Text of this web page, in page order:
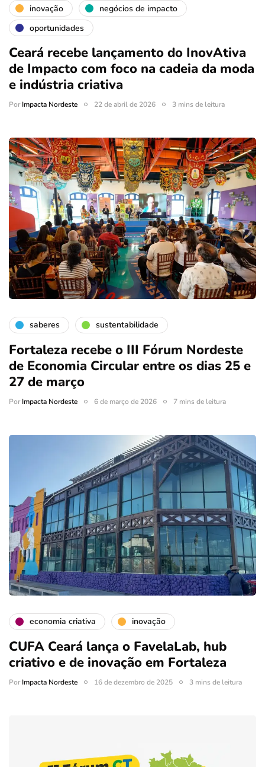
inovação
negócios de impacto
oportunidades
Ceará recebe lançamento do InovAtiva
de Impacto com foco na cadeia da moda
e indústria criativa
PorImpacta Nordeste 22 de abril de 2026 3 mins de leitura
saberes sustentabilidade
Fortaleza recebe o III Fórum Nordeste
de Economia Circular entre os dias 25 e
27 de março
PorImpacta Nordeste 6 de março de 2026 7 mins de leitura
economia criativa inovação
CUFA Ceará lança o FavelaLab, hub
criativo e de inovação em Fortaleza
PorImpacta Nordeste 16 de dezembro de 2025 3 mins de leitura